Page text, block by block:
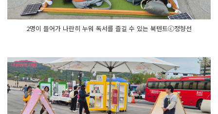
2명이 들어가 나란히 누워 독서를 즐길 수 있는 북텐트ⓒ정향선